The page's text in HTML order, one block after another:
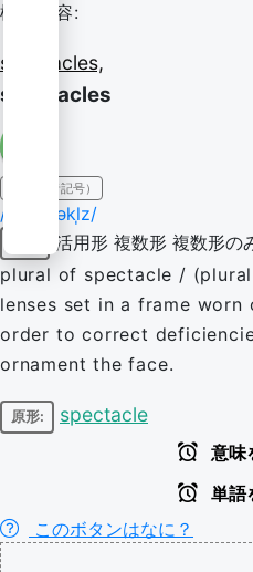
検索内容:
spectacles,
spectacles
IPA（発音記号）
/ˈspɛktəkl̩z/
活用形 複数形 複数形の
plural of spectacle /
lenses set in a frame worn
order to correct
ornament the face.
原形: spectacle
意味
単語
このボタンはなに？